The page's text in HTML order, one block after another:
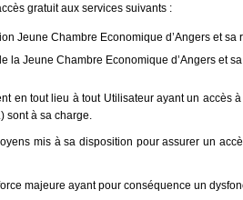
gratuit aux services suivants :
Jeune Chambre Economique d’Angers et sa
la Jeune Chambre Economique d’Angers et
en tout lieu à tout Utilisateur ayant un accès
sont à sa charge.
mis à sa disposition pour assurer un
majeure ayant pour conséquence un